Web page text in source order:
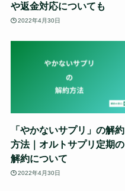
や返金対応についても
2022年4月30日
「やかないサプリ」の解約
方法｜オルトサプリ定期の
解約について
2022年4月30日